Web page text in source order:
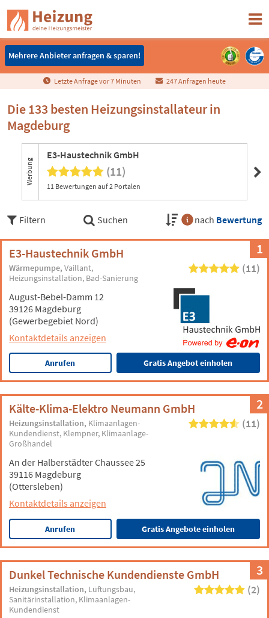
Mehrere Anbieter anfragen & sparen!
Mehrere Anbieter anfragen & sparen!
Letzte Anfrage vor7 Minuten 247 Anfragen heute
Die 133 besten Heizungsinstallateur in
Magdeburg
Werbung
E3-Haustechnik GmbH
(11)
11 Bewertungen auf 2 Portalen
Filtern Suchen nach Bewertung
1
E3-Haustechnik GmbH
Wärmepumpe Vaillant
Heizungsinstallation Bad-Sanierung
(11)
August-Bebel-Damm 12
39126 Magdeburg
(Gewerbegebiet Nord)
Kontaktdetails anzeigen
Anrufen Gratis Angebot einholen
2
Kälte-Klima-Elektro Neumann GmbH
Heizungsinstallation Klimaanlagen-
Kundendienst Klempner Klimaanlage-
Großhandel
(11)
An der Halberstädter Chaussee 25
39116 Magdeburg
(Ottersleben)
Kontaktdetails anzeigen
Anrufen Gratis Angebote einholen
3
Dunkel Technische Kundendienste GmbH
Heizungsinstallation Lüftungsbau
Sanitärinstallation Klimaanlagen-
Kundendienst
(2)